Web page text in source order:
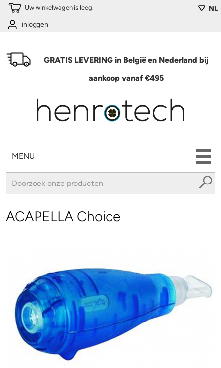
Overslaan en naar de algemene inhoud gaan NL
Uw winkelwagen is leeg.
inloggen
GRATIS LEVERING in België en Nederland bij
aankoop vanaf €495
MENU
ACAPELLA Choice